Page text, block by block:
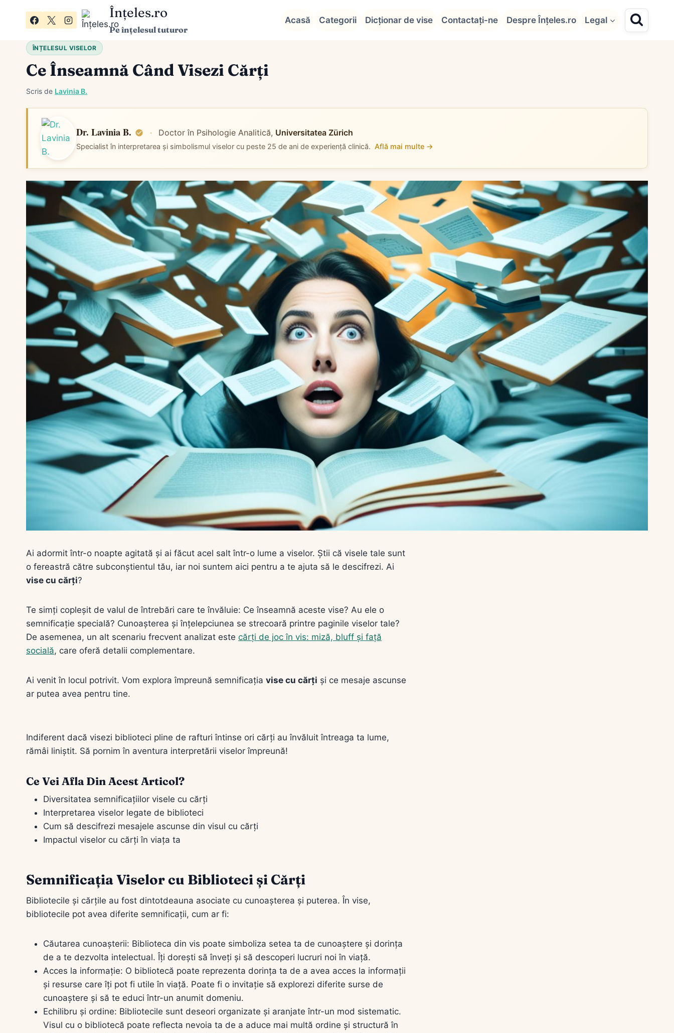
Înțeles.ro
Pe înțelesul tuturor
Acasă Categorii Dicționar de vise Contactați-ne Despre Înțeles.ro Legal
ÎNȚELESUL VISELOR
Ce Înseamnă Când Visezi Cărți
Scris de Lavinia B.
Dr. Lavinia B. · Doctor în Psihologie Analitică, Universitatea Zürich
Specialist în interpretarea și simbolismul viselor cu peste 25 de ani de experiență clinică. Află mai multe →
Ai adormit într-o noapte agitată și ai făcut acel salt într-o lume a viselor. Știi că visele tale sunt
o fereastră către subconștientul tău, iar noi suntem aici pentru a te ajuta să le descifrezi. Ai
vise cu cărți?
Te simți copleșit de valul de întrebări care te învăluie: Ce înseamnă aceste vise? Au ele o
semnificație specială? Cunoașterea și înțelepciunea se strecoară printre paginile viselor tale?
De asemenea, un alt scenariu frecvent analizat este cărți de joc în vis: miză, bluff și față
socială, care oferă detalii complementare.
Ai venit în locul potrivit. Vom explora împreună semnificația vise cu cărți și ce mesaje ascunse
ar putea avea pentru tine.
Indiferent dacă visezi biblioteci pline de rafturi întinse ori cărți au învăluit întreaga ta lume,
rămâi liniștit. Să pornim în aventura interpretării viselor împreună!
Ce Vei Afla Din Acest Articol?
Diversitatea semnificațiilor visele cu cărți
Interpretarea viselor legate de biblioteci
Cum să descifrezi mesajele ascunse din visul cu cărți
Impactul viselor cu cărți în viața ta
Semnificația Viselor cu Biblioteci și Cărți
Bibliotecile și cărțile au fost dintotdeauna asociate cu cunoașterea și puterea. În vise,
bibliotecile pot avea diferite semnificații, cum ar fi:
Căutarea cunoașterii: Biblioteca din vis poate simboliza setea ta de cunoaștere și dorința
de a te dezvolta intelectual. Îți dorești să înveți și să descoperi lucruri noi în viață.
Acces la informație: O bibliotecă poate reprezenta dorința ta de a avea acces la informații
și resurse care îți pot fi utile în viață. Poate fi o invitație să explorezi diferite surse de
cunoaștere și să te educi într-un anumit domeniu.
Echilibru și ordine: Bibliotecile sunt deseori organizate și aranjate într-un mod sistematic.
Visul cu o bibliotecă poate reflecta nevoia ta de a aduce mai multă ordine și structură în